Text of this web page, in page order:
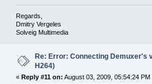
Regards,
Dmitry Vergeles
Solveig Multimedia
Re: Error: Connecting Demuxer's
H264)
« Reply #11 on: August 03, 2009, 05:54:24 PM